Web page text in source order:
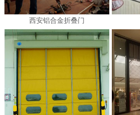
西安铝合金折叠门